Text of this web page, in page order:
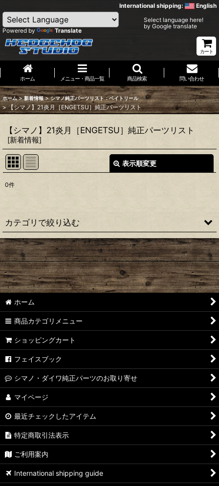
International shipping: English
Powered by Translate
Select language here!
by Google translate
カート
ホーム メニュー・商品一覧 商品検索 問い合わせ
ホーム > 新着情報 > シマノ純正パーツリスト：ベイトリール
> 【シマノ】21炎月［ENGETSU］純正パーツリスト
【シマノ】21炎月［ENGETSU］純正パーツリスト
[新着情報]
表示順変更
表示数
並び順
絞り込む
0件
カテゴリで絞り込む
【シマノ】22アルデバラン BFS［ALDEBARAN］純正パーツリ
スト
【シマノ】18アルデバラン MGL［ALDEBARAN］純正パーツ
リスト
【シマノ】16アルデバラン BFS/BFS XG［ALDEBARAN］純正
パーツリスト
【シマノ】22メタニウム シャローエディション
【シマノ】20メタニウム［Metanium］純正パーツリスト
【シマノ】16メタニウム MGL［Metanium］純正パーツリスト
【シマノ】13メタニウム［Metanium］純正パーツリスト
【シマノ】15メタニウム DC［Metanium］純正パーツリスト
【シマノ】07-08メタニウム Mｇ/MgDC［Metanium］純正パ
ーツリスト
【シマノ】21アンタレス DC［ANTARES］純正パーツリスト
ホーム
商品カテゴリメニュー
ショッピングカート
フェイスブック
シマノ・ダイワ純正パーツのお取り寄せ
マイページ
最近チェックしたアイテム
特定商取引法表示
ご利用案内
International shipping guide